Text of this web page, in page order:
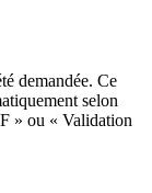
demandée. Ce
selon
» ou « Validation